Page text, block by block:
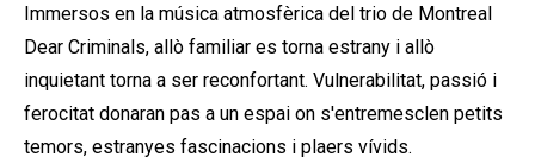
Immersos en la música atmosfèrica del trio de Montreal
Dear Criminals, allò familiar es torna estrany i allò
inquietant torna a ser reconfortant. Vulnerabilitat, passió i
ferocitat donaran pas a un espai on s'entremesclen petits
temors, estranyes fascinacions i plaers vívids.